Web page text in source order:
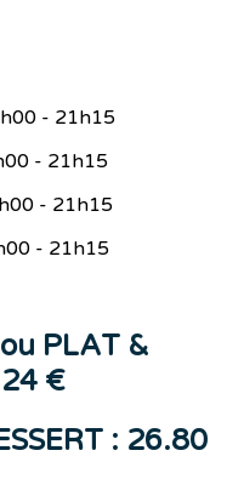
- 21h15
- 21h15
- 21h15
- 21h15
ou PLAT &
24 €
: 26.80